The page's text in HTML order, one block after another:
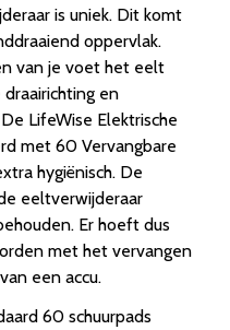
is uniek. Dit komt
oppervlak.
van je voet het eelt
en
LifeWise Elektrische
met 60 Vervangbare
hygiënisch. De
eeltverwijderaar
Er hoeft dus
met het vervangen
een accu.
60 schuurpads